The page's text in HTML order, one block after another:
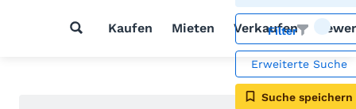
Kaufen Mieten Verkaufen
Filter
Erweiterte Suche
Suche speichern